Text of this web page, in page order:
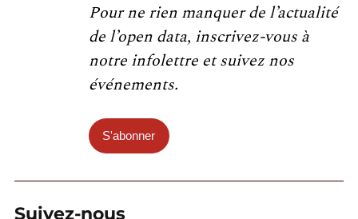
Pour ne rien manquer de l’actualité
de l’open data, inscrivez-vous à
notre infolettre et suivez nos
événements.
S'abonner
Suivez-nous